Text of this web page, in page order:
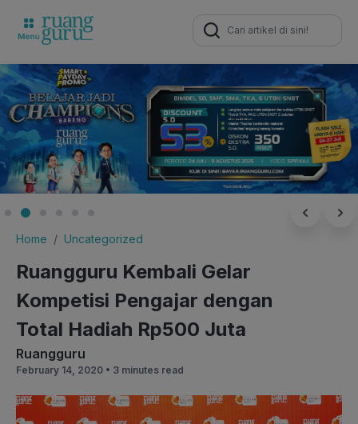
Search
for:
Home Uncategorized
Ruangguru Kembali Gelar
Kompetisi Pengajar dengan
Total Hadiah Rp500 Juta
Ruangguru
February 14, 2020 • 3 minutes read